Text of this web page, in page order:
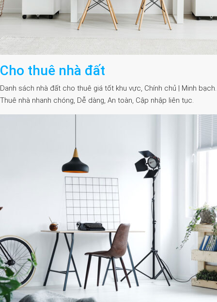
Cho thuê nhà đất
Danh sách nhà đất cho thuê giá tốt khu vực, Chính chủ | Minh bạch.
Thuê nhà nhanh chóng, Dễ dàng, An toàn, Cập nhập liên tục.